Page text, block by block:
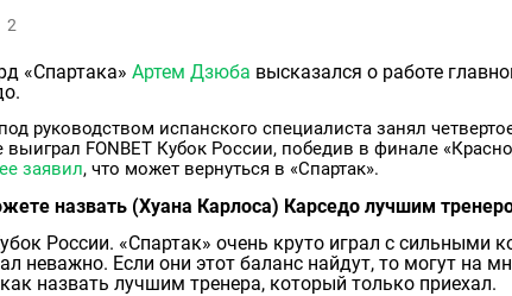
2
«Спартака» Артем Дзюба высказался о работе
под руководством испанского специалиста занял
выиграл FONBET Кубок России, победив в финале
заявил, что может вернуться в «Спартак».
назвать (Хуана Карлоса) Карседо лучшим
России. «Спартак» очень круто играл с
неважно. Если они этот баланс найдут, то могут на
назвать лучшим тренера, который только приехал.